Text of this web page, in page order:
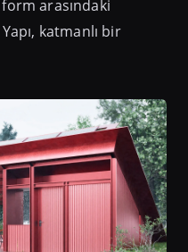
arasındaki
katmanlı bir